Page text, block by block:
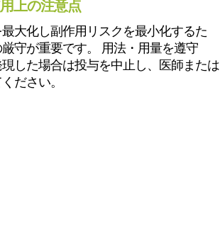
上の注意点
大化し副作用リスクを最小化するた
守が重要です。 用法・用量を遵守
した場合は投与を中止し、医師または
ださい。